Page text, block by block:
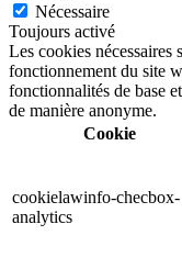
Nécessaire
Toujours activé
Les cookies nécessaires
fonctionnement du site
fonctionnalités de base
de manière anonyme.
Cookie
cookielawinfo-checbox-
analytics